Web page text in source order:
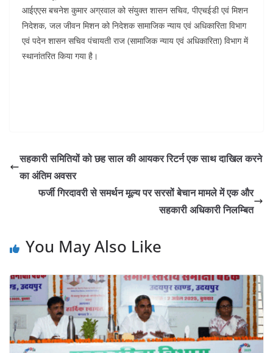
आईएएस बचनेश कुमार अग्रवाल को संयुक्त शासन सचिव, पीएचईडी एवं मिशन
निदेशक, जल जीवन मिशन को निदेशक सामाजिक न्याय एवं अधिकारिता विभाग
एवं पदेन शासन सचिव पंचायती राज (सामाजिक न्याय एवं अधिकारिता) विभाग में
स्थानांतरित किया गया है।
सहकारी समितियों को छह साल की आयकर रिटर्न एक साथ दाखिल करने
का अंतिम अवसर
फर्जी गिरदावरी से समर्थन मूल्य पर सरसों बेचान मामले में एक और
सहकारी अधिकारी निलम्बित
You May Also Like